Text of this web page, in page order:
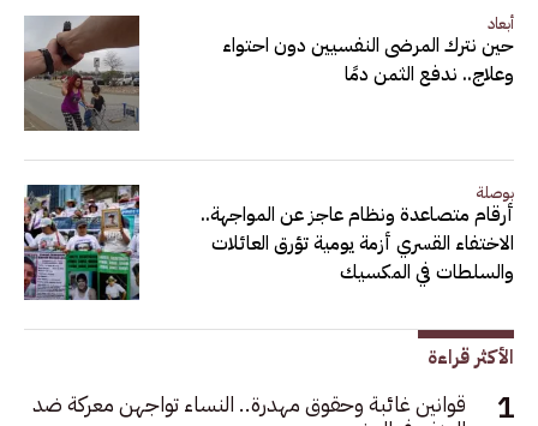
أبعاد
حين نترك المرضى النفسيين دون احتواء
وعلاج.. ندفع الثمن دمًا
بوصلة
أرقام متصاعدة ونظام عاجز عن المواجهة..
الاختفاء القسري أزمة يومية تؤرق العائلات
والسلطات في المكسيك
الأكثر قراءة
قوانين غائبة وحقوق مهدرة.. النساء تواجهن معركة ضد